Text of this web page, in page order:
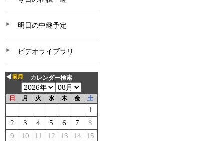
明日の中継予定
ビデオライブラリ
カレンダー検索
日 月 火 水 木 金 土
1
2
3 4 5 6 7
8
9
10 11 12 13 14
15